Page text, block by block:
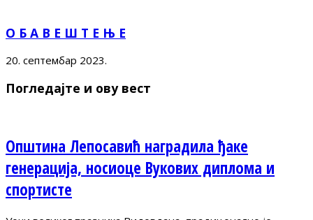
О Б А В Е Ш Т Е Њ Е
20. септембар 2023.
Погледајте и ову вест
Општина Лепосавић наградила ђаке
генерација, носиоце Вукових диплома и
спортисте